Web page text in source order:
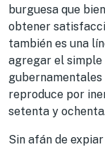
burguesa que
obtener
también es una
agregar el
reproduce por
setenta y
Sin afán de